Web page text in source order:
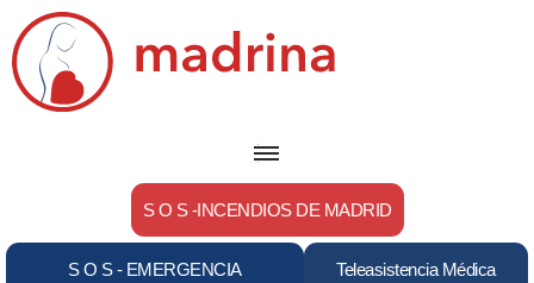
Saltar
al
S O S -INCENDIOS DE MADRID
S O S - EMERGENCIA
Teleasistencia Médica